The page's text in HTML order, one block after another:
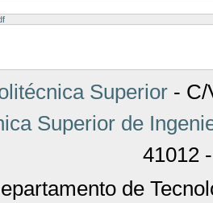
Superior- C/
Superior de
41012
de